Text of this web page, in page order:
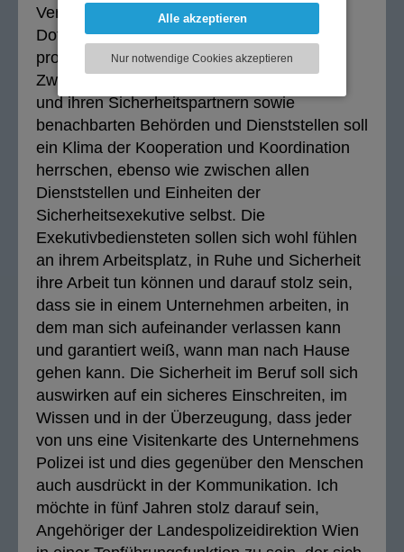
Funktionsweise der Website zwingend
notwendig sind. Beachten Sie, dass bei der
Wahl der zweiten Möglichkeit ggf. nicht alle
Inhalte angezeigt werden können.
Alle akzeptieren
Nur notwendige Cookies akzeptieren
Vertrauens in die ausreichende personelle
Dotierung der Wiener Polizei und ihre
professionelle Aufgabenerfüllung bestehen.
Zwischen der Landespolizeidirektion Wien
und ihren Sicherheitspartnern sowie
benachbarten Behörden und Dienststellen soll
ein Klima der Kooperation und Koordination
herrschen, ebenso wie zwischen allen
Dienststellen und Einheiten der
Sicherheitsexekutive selbst. Die
Exekutivbediensteten sollen sich wohl fühlen
an ihrem Arbeitsplatz, in Ruhe und Sicherheit
ihre Arbeit tun können und darauf stolz sein,
dass sie in einem Unternehmen arbeiten, in
dem man sich aufeinander verlassen kann
und garantiert weiß, wann man nach Hause
gehen kann. Die Sicherheit im Beruf soll sich
auswirken auf ein sicheres Einschreiten, im
Wissen und in der Überzeugung, dass jeder
von uns eine Visitenkarte des Unternehmens
Polizei ist und dies gegenüber den Menschen
auch ausdrückt in der Kommunikation. Ich
möchte in fünf Jahren stolz darauf sein,
Angehöriger der Landespolizeidirektion Wien